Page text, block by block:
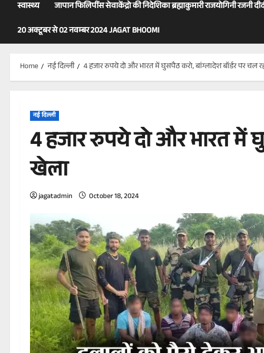
स्वास्थ्य
जापान फिलिपींस सेवाकेंद्रो की निदेशिका ब्रह्माकुमारी राजयोगिनी
20 अक्टूबर से 02 नवम्बर 2024 JAGAT BHOOMI
Home नई दिल्ली 4 हजार रुपये दो और भारत में घुसपैठ करो, बांग्लादेश बॉर्डर पर चल
नई दिल्ली
4 हजार रुपये दो और भारत में
खेला
jagatadmin October 18, 2024